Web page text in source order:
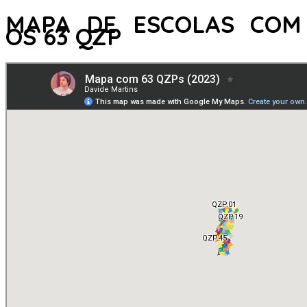
MAPA DE ESCOLAS COM
OS 63 QZP